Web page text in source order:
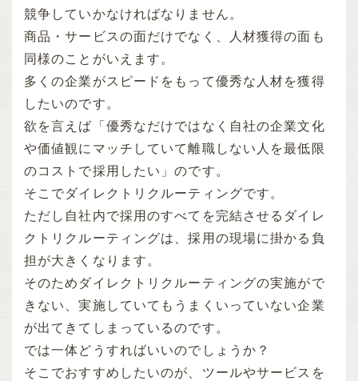
競争していかなければなりません。
商品・サービスの面だけでなく、人材獲得の面も
同様のことがいえます。
多くの企業がスピードをもって優秀な人材を獲得
したいのです。
欲を言えば「優秀なだけではなく自社の企業文化
や価値観にマッチしていて離職しない人を最低限
のコストで採用したい」のです。
そこでダイレクトリクルーティングです。
ただし自社内で採用のすべてを完結させるダイレ
クトリクルーティングは、採用の現場に掛かる負
担が大きくなります。
そのためダイレクトリクルーティングの実施がで
きない、実施していてもうまくいっていない企業
が出てきてしまっているのです。
では一体どうすればいいのでしょうか？
そこでおすすめしたいのが、ツールやサービスを